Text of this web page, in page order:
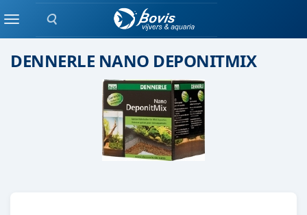
Zoeken
MenuVoedingsbodem
DENNERLE NANO DEPONITMIX